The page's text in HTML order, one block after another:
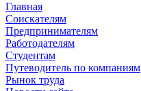
Главная
Соискателям
Предпринимателям
Работодателям
Студентам
Путеводитель по компаниям
Рынок труда